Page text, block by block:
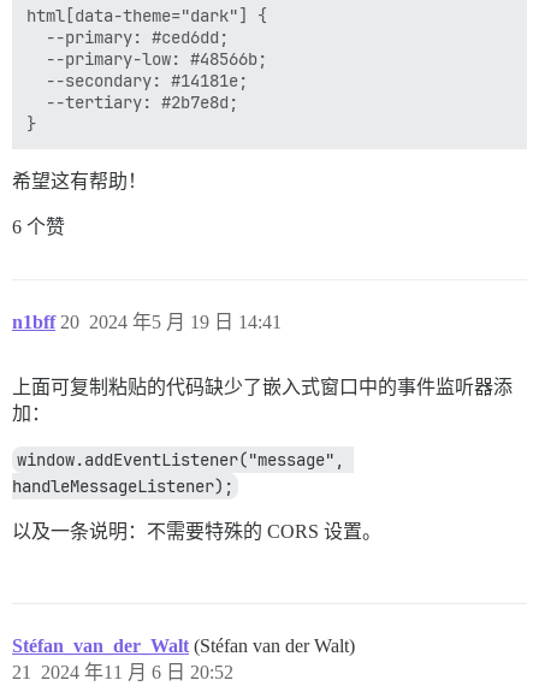
html[data-theme="dark"] {
  --primary: #ced6dd;
  --primary-low: #48566b;
  --secondary: #14181e;
  --tertiary: #2b7e8d;
希望这有帮助！
6 个赞
n1bff 2024 年5 月 19 日 14:41
20
上面可复制粘贴的代码缺少了嵌入式窗口中的事件监听器添
加：
window.addEventListener("message",
handleMessageListener);
以及一条说明：不需要特殊的 CORS 设置。
Stéfan_van_der_Walt (Stéfan van der Walt)
2024 年11 月 6 日 20:52
21